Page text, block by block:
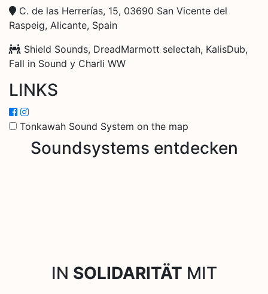
C. de las Herrerías, 15, 03690 San Vicente del
Raspeig, Alicante, Spain
Shield Sounds, DreadMarmott selectah, KalisDub,
Fall in Sound y Charli WW
LINKS
Tonkawah Sound System on the map
Soundsystems entdecken
IN SOLIDARITÄT MIT